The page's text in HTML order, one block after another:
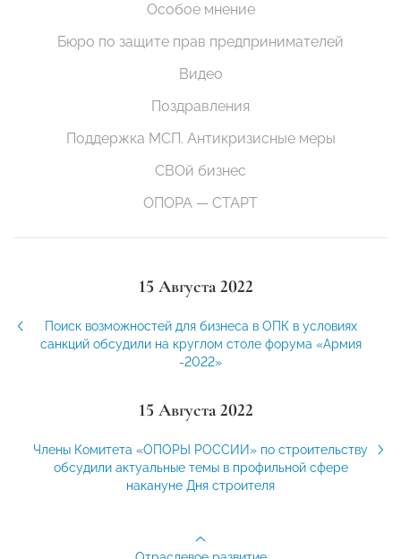
Особое мнение
Бюро по защите прав предпринимателей
Видео
Поздравления
Поддержка МСП. Антикризисные меры
СВОй бизнес
ОПОРА — СТАРТ
15 Августа 2022
Поиск возможностей для бизнеса в ОПК в условиях
санкций обсудили на круглом столе форума «Армия
-2022»
15 Августа 2022
Члены Комитета «ОПОРЫ РОССИИ» по строительству
обсудили актуальные темы в профильной сфере
накануне Дня строителя